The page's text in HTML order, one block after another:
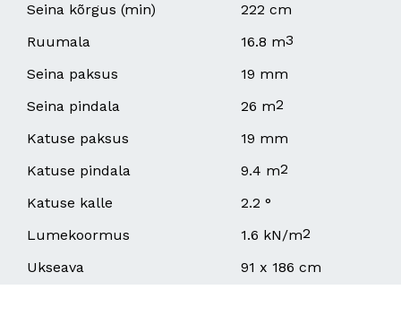
Seina kõrgus (min)
222 cm
Ruumala
16.8 m3
Seina paksus
19 mm
Seina pindala
26 m2
Katuse paksus
19 mm
Katuse pindala
9.4 m2
Katuse kalle
2.2 °
Lumekoormus
1.6 kN/m2
Ukseava
91 x 186 cm